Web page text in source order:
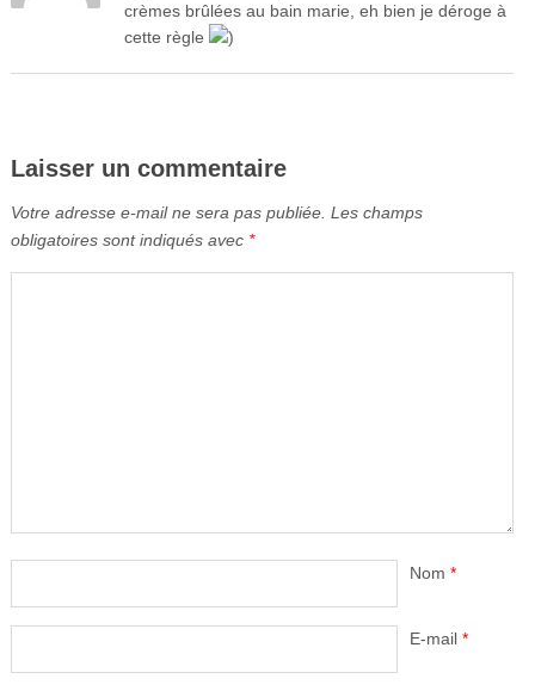
crèmes brûlées au bain marie, eh bien je déroge à
cette règle
)
Laisser un commentaire
Votre adresse e-mail ne sera pas publiée. Les champs
obligatoires sont indiqués avec *
Nom *
E-mail *